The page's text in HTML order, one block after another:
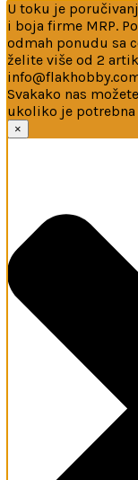
U toku je
i boja firme MRP.
odmah ponudu sa
želite više od 2
Svakako nas
ukoliko je
×
Ova web-stranica